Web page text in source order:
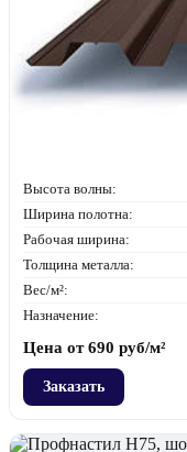
Высота волны:
Ширина полотна:
Рабочая ширина:
Толщина металла:
Вес/м²:
Назначение:
Цена от690 руб/м²
Заказать